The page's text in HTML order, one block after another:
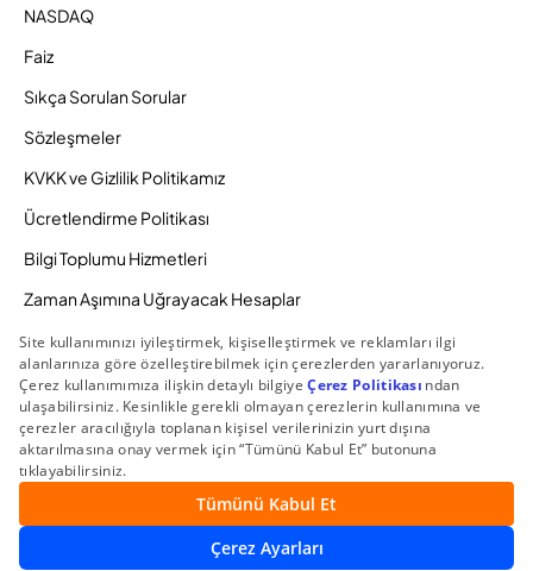
NASDAQ
Faiz
Sıkça Sorulan Sorular
Sözleşmeler
KVKK ve Gizlilik Politikamız
Ücretlendirme Politikası
Bilgi Toplumu Hizmetleri
Zaman Aşımına Uğrayacak Hesaplar
Duyurular ve Kampanyalar
© 2026 Gedik Yatırım Menkul Değerler AŞ. Tüm Hakları